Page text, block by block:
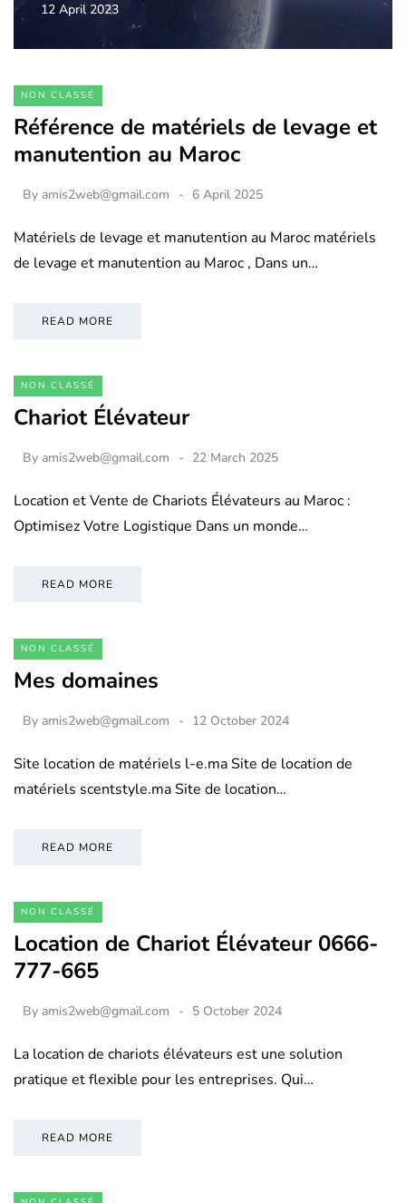
12 April 2023
NON CLASSÉ
Référence de matériels de levage et
manutention au Maroc
By amis2web@gmail.com 6 April 2025
Matériels de levage et manutention au Maroc matériels
de levage et manutention au Maroc , Dans un…
READ MORE
NON CLASSÉ
Chariot Élévateur
By amis2web@gmail.com 22 March 2025
Location et Vente de Chariots Élévateurs au Maroc :
Optimisez Votre Logistique Dans un monde…
READ MORE
NON CLASSÉ
Mes domaines
By amis2web@gmail.com 12 October 2024
Site location de matériels l-e.ma Site de location de
matériels scentstyle.ma Site de location…
READ MORE
NON CLASSÉ
Location de Chariot Élévateur 0666-
777-665
By amis2web@gmail.com 5 October 2024
La location de chariots élévateurs est une solution
pratique et flexible pour les entreprises. Qui…
READ MORE